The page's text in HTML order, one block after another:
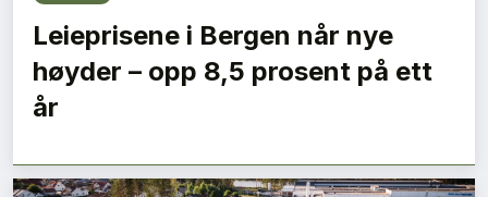
Leieprisene i Bergen når nye
høyder – opp 8,5 prosent på ett
år